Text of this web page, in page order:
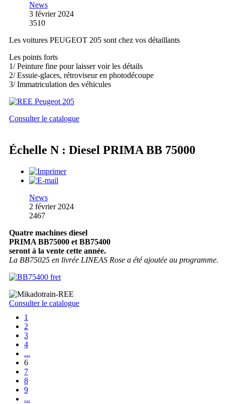
News
3 février 2024
3510
Les voitures PEUGEOT 205 sont chez vos détaillants
Les points forts
1/ Peinture fine pour laisser voir les détails
2/ Essuie-glaces, rétroviseur en photodécoupe
3/ Immatriculation des véhicules
Consulter le catalogue
Échelle N : Diesel PRIMA BB 75000
News
2 février 2024
2467
Quatre machines diesel
PRIMA BB75000 et BB75400
seront à la vente cette année.
La BB75025 en livrée LINEAS Rose a été ajoutée au programme.
Consulter le catalogue
1
2
3
4
...
6
7
8
9
...